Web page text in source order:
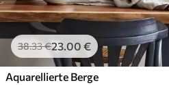
38.33€23.00 €
Aquarellierte Berge